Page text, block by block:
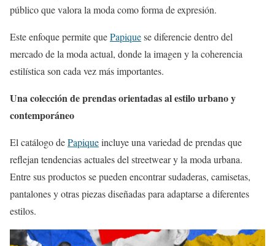
público que valora la moda como forma de expresión.
Este enfoque permite quePapiquese diferencie dentro del
mercado de la moda actual, donde la imagen y la coherencia
estilística son cada vez más importantes.
Una colección de prendas orientadas al estilo urbano y
contemporáneo
El catálogo dePapiqueincluye una variedad de prendas que
reflejan tendencias actuales del streetwear y la moda urbana.
Entre sus productos se pueden encontrar sudaderas, camisetas,
pantalones y otras piezas diseñadas para adaptarse a diferentes
estilos.